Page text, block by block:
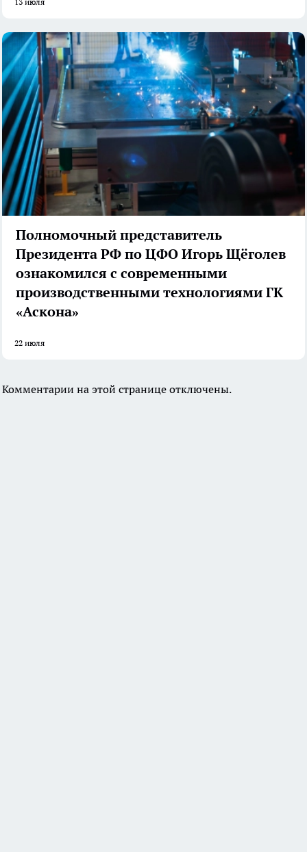
Полномочный представитель
Президента РФ по ЦФО Игорь Щёголев
ознакомился с современными
производственными технологиями ГК
«Аскона»
22 июля
Комментарии на этой странице отключены.